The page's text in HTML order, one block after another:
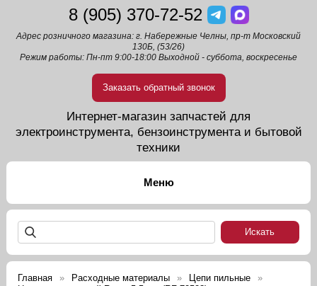
8 (905) 370-72-52
Адрес розничного магазина: г. Набережные Челны, пр-т Московский
130Б, (53/26)
Режим работы: Пн-пт 9:00-18:00 Выходной - суббота, воскресенье
Заказать обратный звонок
Интернет-магазин запчастей для
электроинструмента, бензоинструмента и бытовой
техники
Главная Расходные материалы
Цепи пильные